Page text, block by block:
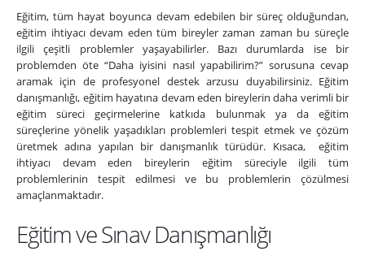
Eğitim, tüm hayat boyunca devam edebilen bir süreç olduğundan,
eğitim ihtiyacı devam eden tüm bireyler zaman zaman bu süreçle
ilgili çeşitli problemler yaşayabilirler. Bazı durumlarda ise bir
problemden öte “Daha iyisini nasıl yapabilirim?” sorusuna cevap
aramak için de profesyonel destek arzusu duyabilirsiniz. Eğitim
danışmanlığı, eğitim hayatına devam eden bireylerin daha verimli bir
eğitim süreci geçirmelerine katkıda bulunmak ya da eğitim
süreçlerine yönelik yaşadıkları problemleri tespit etmek ve çözüm
üretmek adına yapılan bir danışmanlık türüdür. Kısaca, eğitim
ihtiyacı devam eden bireylerin eğitim süreciyle ilgili tüm
problemlerinin tespit edilmesi ve bu problemlerin çözülmesi
amaçlanmaktadır.
Eğitim ve Sınav Danışmanlığı